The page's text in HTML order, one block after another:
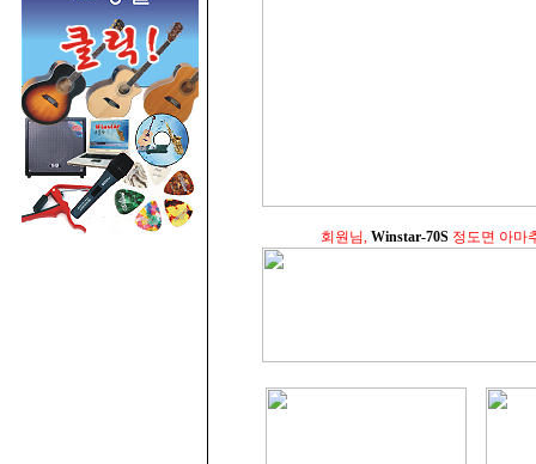
회원님, Winstar-70S 정도면 아마